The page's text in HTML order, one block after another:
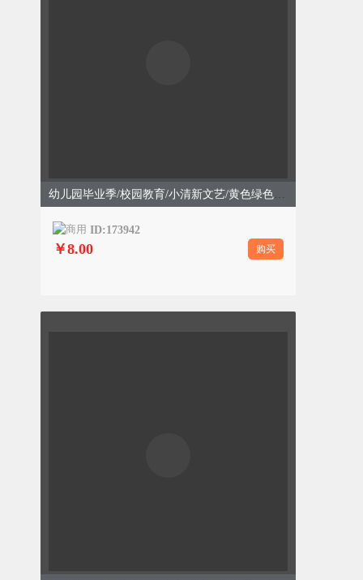
幼儿园毕业季/校园教育/小清新文艺/黄色绿色模版
ID:173942
￥8.00 购买